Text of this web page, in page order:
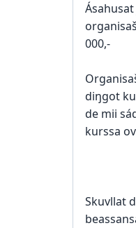
Ásahusat
000,-
diŋgot
de mii
kurssa
Skuvllat